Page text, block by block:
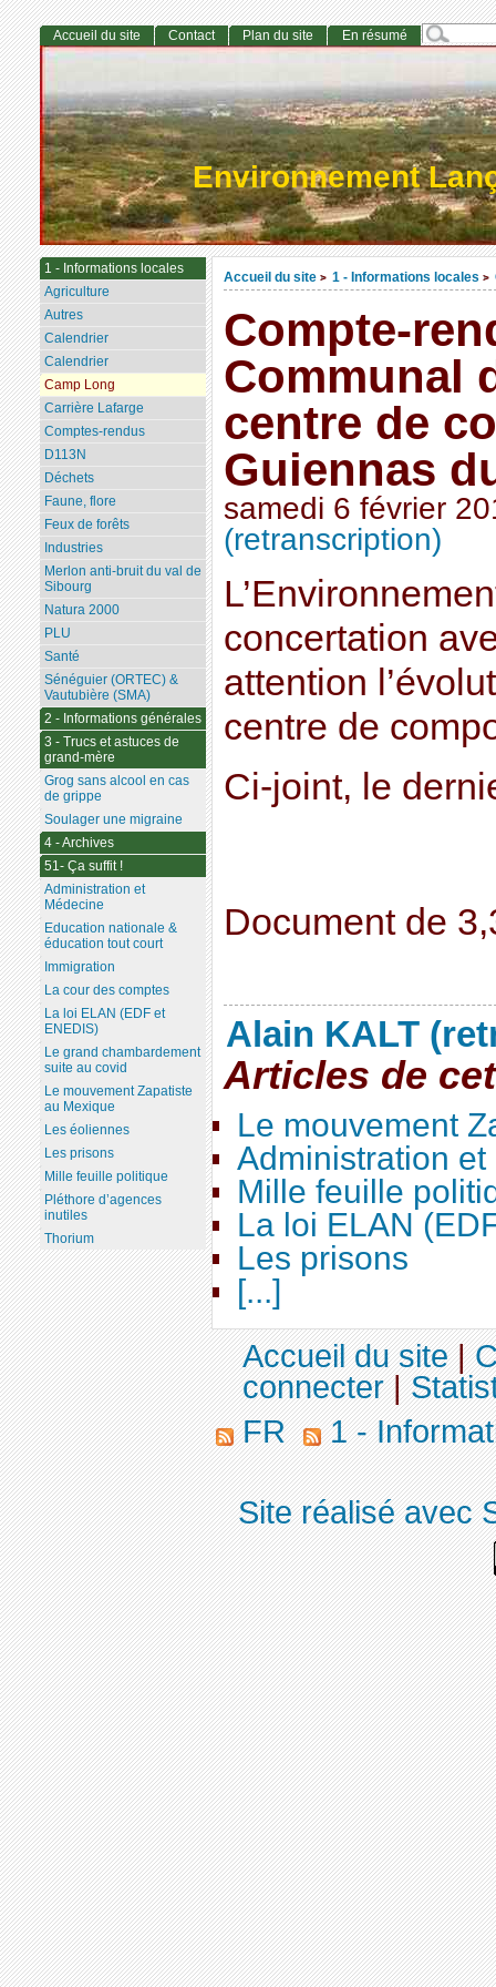
Environnement
Accueil du site > 1 - Informations locales >
Compte-
Communal
centre de
Guiennas
samedi 6 février
(retranscription)
concertation
attention
centre de
Ci-joint, le
Document de
Alain KALT
Articles de
Le mouvement
Administration
Mille feuille
La loi ELAN
Les prisons
[...]
Accueil du site Contact Plan du site En résumé
1 - Informations locales
Agriculture
Autres
Calendrier
Calendrier
Camp Long
Carrière Lafarge
Comptes-rendus
D113N
Déchets
Faune, flore
Feux de forêts
Industries
Merlon anti-bruit du val de
Sibourg
Natura 2000
PLU
Santé
Sénéguier (ORTEC) &
Vautubière (SMA)
2 - Informations générales
3 - Trucs et astuces de
grand-mère
Grog sans alcool en cas
de grippe
Soulager une migraine
4 - Archives
51- Ça suffit !
Administration et
Médecine
Education nationale &
éducation tout court
Immigration
La cour des comptes
La loi ELAN (EDF et
ENEDIS)
Le grand chambardement
suite au covid
Le mouvement Zapatiste
au Mexique
Les éoliennes
Les prisons
Mille feuille politique
Pléthore d’agences
inutiles
Thorium
Accueil du site|
connecter|
FR
1 -
Site réalisé avec